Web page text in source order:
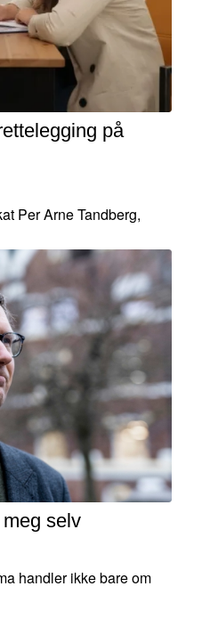
på
Per Arne Tandberg,
selv
handler ikke bare om